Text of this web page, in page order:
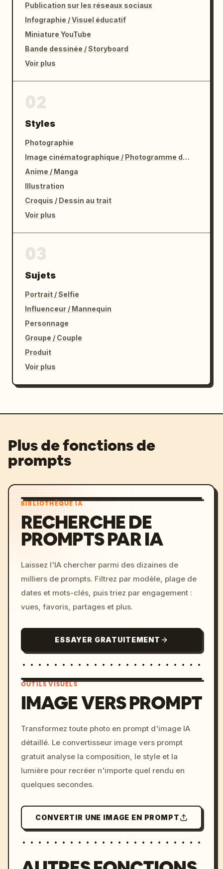
Publication sur les réseaux sociaux
Infographie / Visuel éducatif
Miniature YouTube
Bande dessinée / Storyboard
Voir plus
Styles
Photographie
Image cinématographique / Photogramme de film
Anime / Manga
Illustration
Croquis / Dessin au trait
Voir plus
Sujets
Portrait / Selfie
Influenceur / Mannequin
Personnage
Groupe / Couple
Produit
Voir plus
Plus de fonctions de
prompts
BIBLIOTHÈQUE IA
RECHERCHE DE
PROMPTS PAR IA
Laissez l'IA chercher parmi des dizaines de
milliers de prompts. Filtrez par modèle, plage de
dates et mots-clés, puis triez par engagement :
vues, favoris, partages et plus.
ESSAYER GRATUITEMENT
c, cyberpunk sunset, neon
colors, 8k --v 6.0
OUTILS VISUELS
IMAGE VERS PROMPT
Transformez toute photo en prompt d'image IA
détaillé. Le convertisseur image vers prompt
gratuit analyse la composition, le style et la
lumière pour recréer n'importe quel rendu en
quelques secondes.
CONVERTIR UNE IMAGE EN PROMPT